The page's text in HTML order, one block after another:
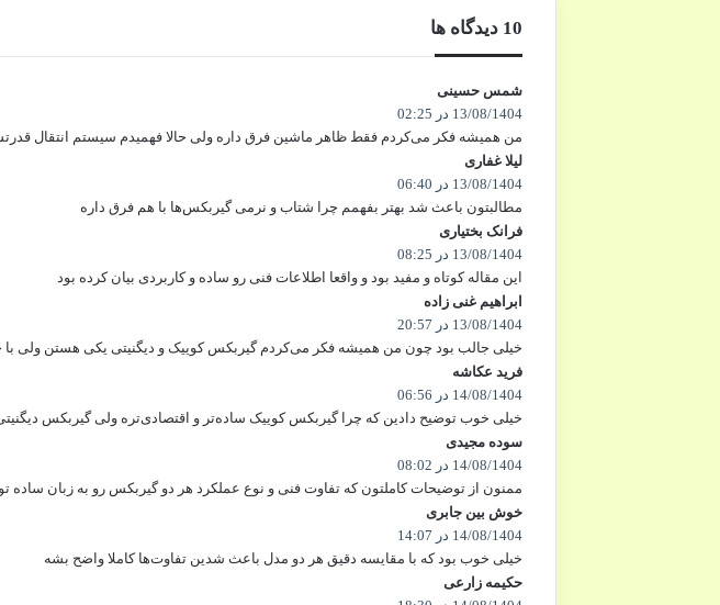
‫10 دیدگاه ها
شمس حسینی
ف
ت
13/08/1404 در 02:25
من همیشه فکر می‌کردم فقط ظاهر ماشین فرق داره ولی حالا فهمیدم سیستم انتقال
لیلا غفاری
ف
ت
:
13/08/1404 در 06:40
مطالبتون باعث شد بهتر بفهمم چرا شتاب و نرمی گیربکس‌ها با هم فرق داره
فرانک بختیاری
ف
ت
:
13/08/1404 در 08:25
این مقاله کوتاه و مفید بود و واقعا اطلاعات فنی رو ساده و کاربردی بیان کرده بود
ابراهیم غنی زاده
ف
ت
13/08/1404 در 20:57
خیلی جالب بود چون من همیشه فکر می‌کردم گیربکس کوییک و دیگنیتی یکی هستن ولی با
فرید عکاشه
ف
ت
:
14/08/1404 در 06:56
خیلی خوب توضیح دادین که چرا گیربکس کوییک ساده‌تر و اقتصادی‌تره ولی گیربکس
سوده مجیدی
ف
ت
:
14/08/1404 در 08:02
ممنون از توضیحات کاملتون که تفاوت فنی و نوع عملکرد هر دو گیربکس رو به زبان ساده
خوش بین جابری
ف
ت
14/08/1404 در 14:07
خیلی خوب بود که با مقایسه دقیق هر دو مدل باعث شدین تفاوت‌ها کاملا واضح بشه
حکیمه زارعی